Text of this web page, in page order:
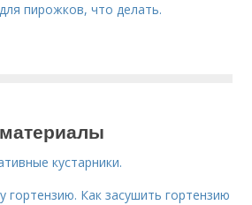
пирожков, что делать.
кустарники.
гортензию. Как засушить гортензию